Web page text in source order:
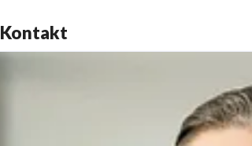
Kontakt